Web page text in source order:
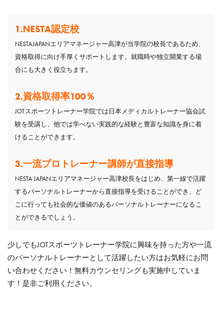
1.NESTA認定校
NESTAJAPANエリアマネージャー高津が当学院の校長であるため、
資格取得に向け手厚くサポートします。就職時や独立開業する場
合にも大きく役立ちます。
2.資格取得率100％
JOTスポーツトレーナー学院では日本メディカルトレーナー協会試
験を受講し、他では学べない実践的な経験と豊富な知識を身に着
けることができます。
3.一流プロトレーナー講師が直接指導
NESTA JAPANエリアマネージャー高津校長をはじめ、第一線で活躍
するパーソナルトレーナーから直接指導を受けることができ、ど
こに行っても社会的な価値のあるパーソナルトレーナーになるこ
とができるでしょう。
少しでもJOTスポーツトレーナー学院に興味を持った方や一流
のパーソナルトレーナーとして活躍したい方はお気軽にお問
い合わせください！無料カウンセリングも実施中していま
す！是非ご利用ください。